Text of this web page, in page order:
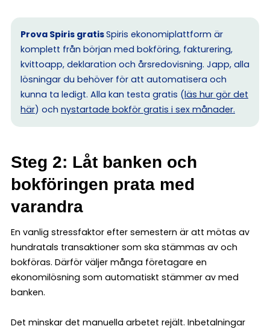
Prova Spiris gratisSpiris ekonomiplattform är
komplett från början med bokföring, fakturering,
kvittoapp, deklaration och årsredovisning. Japp, alla
lösningar du behöver för att automatisera och
kunna ta ledigt. Alla kan testa gratis (läs hur gör det
här) och nystartade bokför gratis i sex månader.
Steg 2: Låt banken och
bokföringen prata med
varandra
En vanlig stressfaktor efter semestern är att mötas av
hundratals transaktioner som ska stämmas av och
bokföras. Därför väljer många företagare en
ekonomilösning som automatiskt stämmer av med
banken.
Det minskar det manuella arbetet rejält. Inbetalningar